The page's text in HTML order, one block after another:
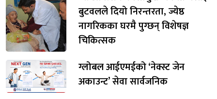
बुटवलले दियो निरन्तरता, ज्येष्ठ
नागरिकका घरमै पुग्छन् विशेषज्ञ
चिकित्सक
ग्लोबल आईएमईको ‘नेक्स्ट जेन
अकाउन्ट’ सेवा सार्वजनिक